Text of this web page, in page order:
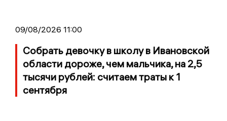
09/08/2026 11:00
Собрать девочку в школу в Ивановской
области дороже, чем мальчика, на 2,5
тысячи рублей: считаем траты к 1
сентября